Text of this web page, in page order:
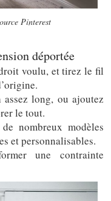
Pinterest
déportée
voulu, et tirez le fil
long, ou ajoutez
le tout.
nombreux modèles
et personnalisables.
une contrainte